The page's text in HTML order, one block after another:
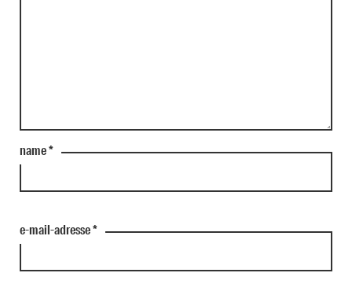
name*
e-mail-adresse*